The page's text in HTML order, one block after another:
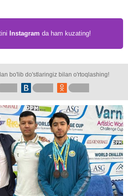
Instagram da ham kuzating!
bo'lib do'stlaringiz bilan o'rtoqlashing!